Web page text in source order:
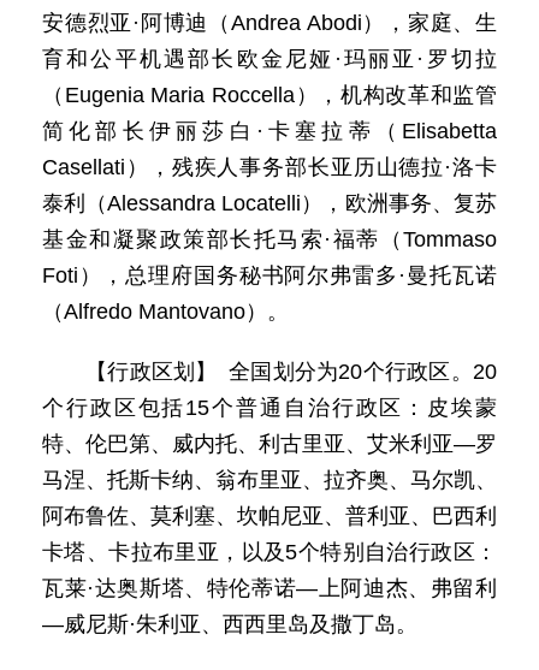
安德烈亚·阿博迪（Andrea Abodi），家庭、生
育和公平机遇部长欧金尼娅·玛丽亚·罗切拉
（Eugenia Maria Roccella），机构改革和监管
简化部长伊丽莎白·卡塞拉蒂（Elisabetta
Casellati），残疾人事务部长亚历山德拉·洛卡
泰利（Alessandra Locatelli），欧洲事务、复苏
基金和凝聚政策部长托马索·福蒂（Tommaso
Foti），总理府国务秘书阿尔弗雷多·曼托瓦诺
（Alfredo Mantovano）。
【行政区划】 全国划分为20个行政区。20
个行政区包括15个普通自治行政区：皮埃蒙
特、伦巴第、威内托、利古里亚、艾米利亚—罗
马涅、托斯卡纳、翁布里亚、拉齐奥、马尔凯、
阿布鲁佐、莫利塞、坎帕尼亚、普利亚、巴西利
卡塔、卡拉布里亚，以及5个特别自治行政区：
瓦莱·达奥斯塔、特伦蒂诺—上阿迪杰、弗留利
—威尼斯·朱利亚、西西里岛及撒丁岛。